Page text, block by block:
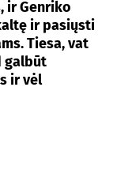
ir Genriko
ir pasiųsti
Tiesa, vat
galbūt
ir vėl